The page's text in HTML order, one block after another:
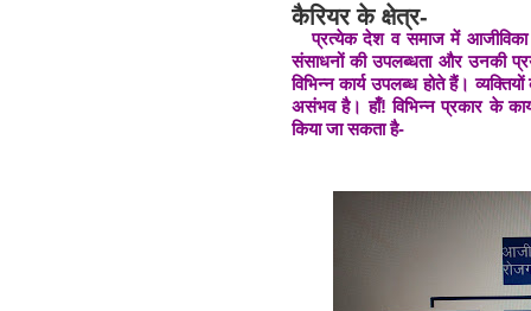
कैरियर के क्षेत्र-
प्रत्येक देश व समाज में
संसाधनों की उपलब्धता और उनकी
विभिन्न कार्य उपलब्ध होते हैं।
असंभव है। हाँ! विभिन्न प्रकार के
किया जा सकता है-